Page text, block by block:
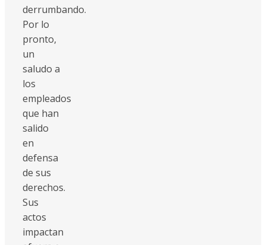
derrumbando.
Por lo
pronto,
un
saludo a
los
empleados
que han
salido
en
defensa
de sus
derechos.
Sus
actos
impactan